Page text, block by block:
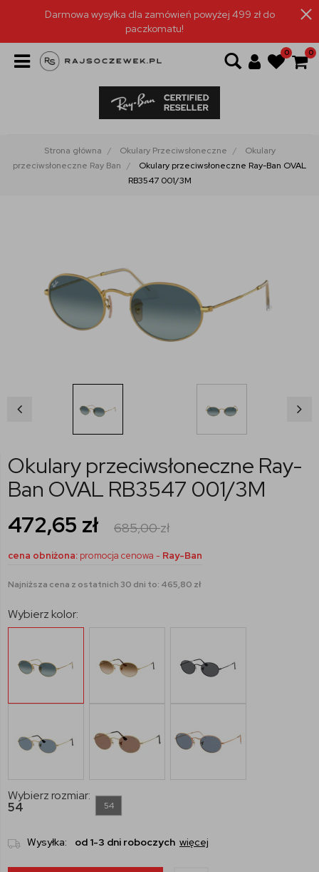
Darmowa wysyłka dla zamówień powyżej 499 zł do
paczkomatu!
0 0
Strona główna Okulary Przeciwsłoneczne
Okulary
przeciwsłoneczne Ray Ban
Okulary przeciwsłoneczne Ray-Ban OVAL
RB3547 001/3M
Okulary przeciwsłoneczne Ray-
Ban OVAL RB3547 001/3M
472,65 zł 685,00zł
cena obniżona: promocja cenowa - Ray-Ban
Najniższa cena z ostatnich 30 dni to: 465,80 zł
Wybierz kolor:
Wybierz rozmiar:
54
54
Wysyłka: od 1-3 dni roboczych więcej